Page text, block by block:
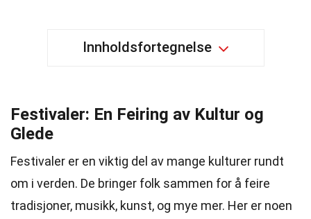
Innholdsfortegnelse
Festivaler: En Feiring av Kultur og
Glede
Festivaler er en viktig del av mange kulturer rundt
om i verden. De bringer folk sammen for å feire
tradisjoner, musikk, kunst, og mye mer. Her er noen